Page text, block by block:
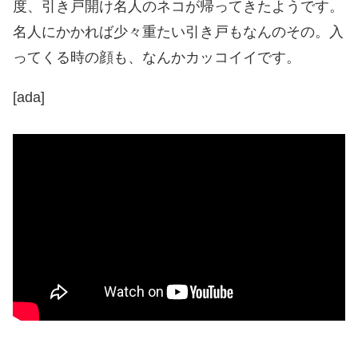
度、引き戸開け名人のネコが帰ってきたようです。
名人にかかれば少々重たい引き戸もなんのその。入
ってくる時の顔も、なんかカッコイイです。
[ada]